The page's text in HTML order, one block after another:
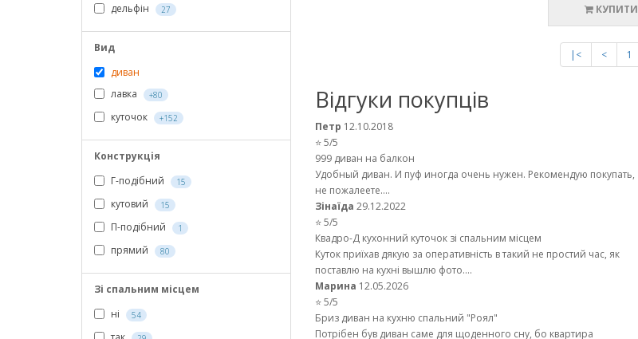
дельфін
27
Вид
диван
лавка
+80
куточок +152
Конструкція
Г-подібний
15
кутовий 15
П-подібний 1
прямий 80
Зі спальним місцем
ні
54
КУПИТИ
|< < 1
Відгуки покупців
Петр 12.10.2018
⭐ 5/5
999 диван на балкон
Удобный диван. И пуф иногда очень нужен. Рекомендую покупать,
не пожалеете....
Зінаїда 29.12.2022
⭐ 5/5
Квадро-Д кухонний куточок зі спальним місцем
Куток приїхав дякую за оперативність в такий не простий час, як
поставлю на кухні вышлю фото....
Марина 12.05.2026
⭐ 5/5
Бриз диван на кухню спальний "Роял"
Потрібен був диван саме для щоденного сну, бо квартира